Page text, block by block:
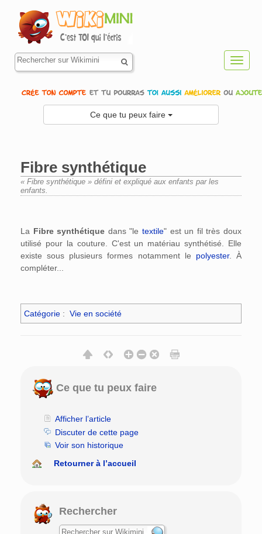
Ce que tu peux faire
Fibre synthétique
« Fibre synthétique » défini et expliqué aux enfants par les
enfants.
La Fibre synthétique dans "letextile" est un fil très doux
utilisé pour la couture. C'est un matériau synthétisé. Elle
existe sous plusieurs formes notamment le polyester. À
compléter...
Catégorie : Vie en société
Ce que tu peux faire
Afficher l’article
Discuter de cette page
Voir son historique
Retourner à l’accueil
Rechercher